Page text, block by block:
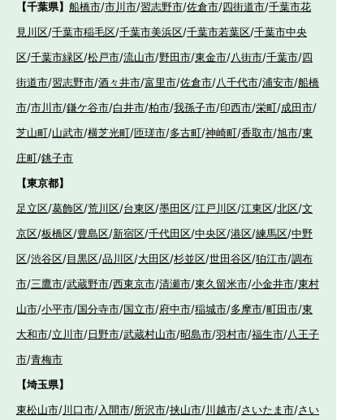
【千葉県】 船橋市/市川市/習志野市/佐倉市/四街道市/千葉市花
見川区/千葉市稲毛区/千葉市美浜区/千葉市若葉区/千葉市中央
区/千葉市緑区/松戸市/流山市/野田市/東金市/八街市/千葉市/四
街道市/習志野市/酒々井市/富里市/佐倉市/八千代市/浦安市/船橋
市/市川市/鎌ケ谷市/白井市/柏市/我孫子市/印西市/栄町/成田市/
芝山町/山武市/横芝光町/匝瑳市/多古町/神崎町/香取市/旭市/東
庄町/銚子市
【東京都】
足立区/葛飾区/荒川区/台東区/墨田区/江戸川区/江東区/北区/文
京区/板橋区/豊島区/新宿区/千代田区/中央区/港区/練馬区/中野
区/渋谷区/目黒区/品川区/大田区/杉並区/世田谷区/狛江市/調布
市/三鷹市/武蔵野市/西東京市/清瀬市/東久留米市/小金井市/東村
山市/小平市/国分寺市/国立市/府中市/稲城市/多摩市/町田市/東
大和市/立川市/日野市/武蔵村山市/昭島市/羽村市/福生市/八王子
市/青梅市
【埼玉県】
東松山市/川口市/入間市/所沢市/挟山市/川越市/さいたま市/さい